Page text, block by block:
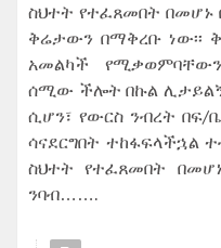
ስህተት የተፈጸመበት
ቅሬታውን በማቅረቡ ነው፡፡
አመልካች
ሰሚው ችሎት በኩል
ሲሆን፣ የውርስ ንብረት በፍ/
ሳናደርግበት ተከፋፍላችኋል
ስህተት የተፈጸመበት
ንባብ…….